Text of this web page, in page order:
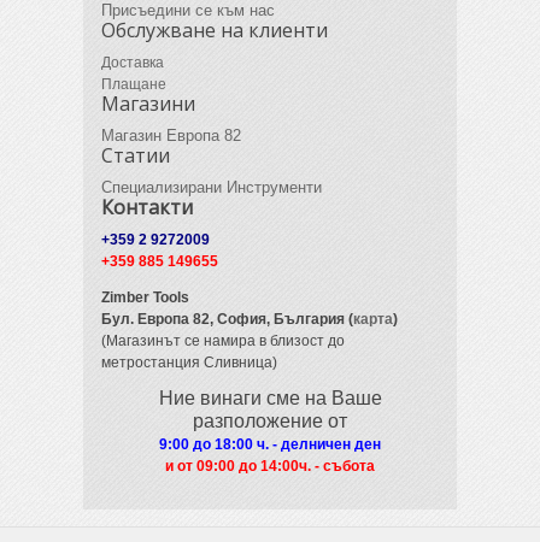
Присъедини се към нас
Обслужване на клиенти
Доставка
Плащане
Магазини
Магазин Европа 82
Статии
Специализирани Инструменти
Контакти
+359 2 9272009
+359 885 149655
Zimber Tools
Бул. Европа 82, София, България (карта)
(Магазинът се намира в близост до
метростанция Сливница)
Ние винаги сме на Ваше
разположение от
9:00 до 18:00 ч. - делничен ден
и от 09:00 до 14:00ч. - събота